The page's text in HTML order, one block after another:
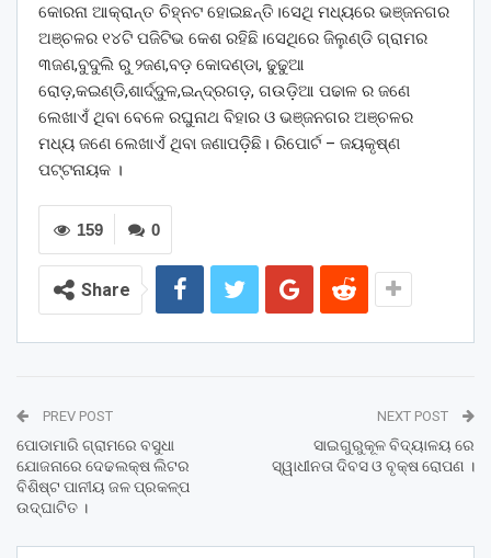
କୋରନା ଆକ୍ରାନ୍ତ ଚିହ୍ନଟ ହୋଇଛନ୍ତି।ସେଥି ମଧ୍ୟରେ ଭଞ୍ଜନଗର
ଅଞ୍ଚଳର ୧୪ଟି ପଜିଟିଭ କେଶ ରହିଛି।ସେଥିରେ ଜିଲୁଣ୍ଡି ଗ୍ରାମର
୩ଜଣ,ବୁଦୁଲି ରୁ ୨ଜଣ,ବଡ଼ କୋଦଣ୍ଡା, ଢୁଢୁଆ
ରୋଡ଼,କଇଣ୍ଡି,ଶାର୍ଦ୍ଦୁଳ,ଇନ୍ଦ୍ରଗଡ଼, ଗଉଡ଼ିଆ ପଢାଳ ର ଜଣେ
ଲେଖାଏଁ ଥିବା ବେଳେ ରଘୁନାଥ ବିହାର ଓ ଭଞ୍ଜନଗର ଅଞ୍ଚଳର
ମଧ୍ୟ ଜଣେ ଲେଖାଏଁ ଥିବା ଜଣାପଡ଼ିଛି। ରିପୋର୍ଟ – ଜୟକୃଷ୍ଣ
ପଟ୍ଟନାୟକ ।
0
159
Share
PREV POST
ପୋଡାମାରି ଗ୍ରାମରେ ବସୁଧା
ଯୋଜନାରେ ଦେଢଲକ୍ଷ ଲିଟର
ବିଶିଷ୍ଟ ପାନୀୟ ଜଳ ପ୍ରକଳ୍ପ
ଉଦ୍‌ଘାଟିତ ।
NEXT POST
ସାଇଗୁରୁକୂଳ ବିଦ୍ୟାଳୟ ରେ
ସ୍ୱାଧୀନତା ଦିବସ ଓ ବୃକ୍ଷ ରୋପଣ ।